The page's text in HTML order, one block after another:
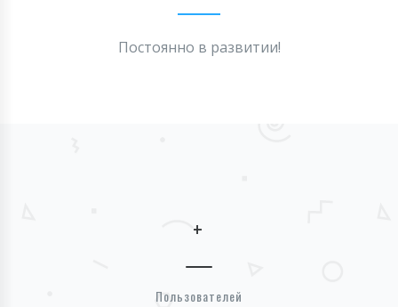
Постоянно в развитии!
+
Пользователей